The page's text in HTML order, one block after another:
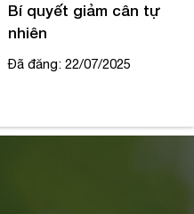
Bí quyết giảm cân tự
nhiên
Đã đăng: 22/07/2025